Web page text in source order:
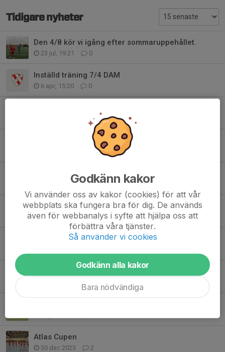
Tidigare nyheter
Den 4/8 kör vi igång efter sommaruppehållet.
23 jul, 19:21 0
Inställd träning 7/4 DAM
6 apr, 15:20 0
0
Newbody försäljning
Alvaro tar över A-laget
13 okt 2024 0
Provträna med oss
24 feb 2024 0
Newbody försäljning
Atlas Cupen
30 dec 2023 2
Godkänn kakor
Vi använder oss av kakor (cookies) för att vår
webbplats ska fungera bra för dig. De används
även för webbanalys i syfte att hjälpa oss att
förbättra våra tjänster.
Så använder vi cookies
Godkänn alla kakor
Bara nödvändiga